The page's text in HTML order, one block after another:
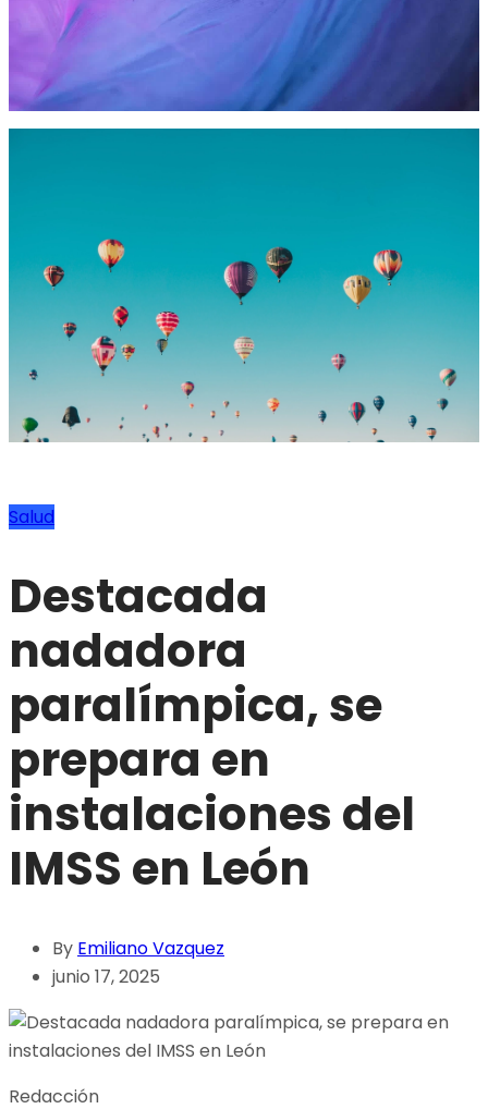
Salud
Destacada
nadadora
paralímpica, se
prepara en
instalaciones del
IMSS en León
By Emiliano Vazquez
junio 17, 2025
Redacción